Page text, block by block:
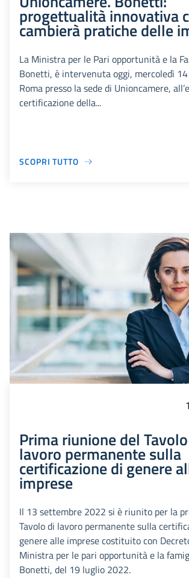
progettualità innovativa
cambierà pratiche delle
La Ministra per le Pari opportunità e la
Bonetti, è intervenuta oggi, mercoledì
Roma presso la sede di Unioncamere,
certificazione della...
SCOPRI TUTTO
Prima riunione del
lavoro permanente sulla
certificazione di genere
imprese
Il 13 settembre 2022 si è riunito per la
Tavolo di lavoro permanente sulla
genere alle imprese costituito con
Ministra per le pari opportunità e la
Bonetti, del 19 luglio 2022.